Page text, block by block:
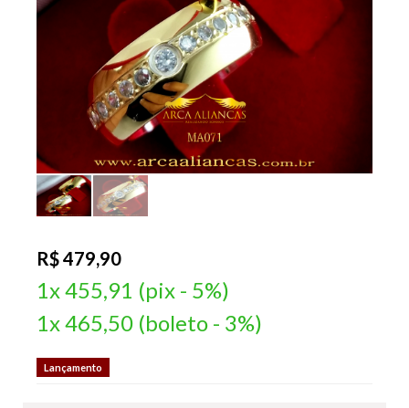
R$ 479,90
1x 455,91 (pix - 5%)
1x 465,50 (boleto - 3%)
Lançamento